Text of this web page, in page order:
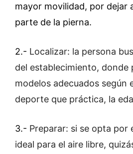
mayor movilidad, por dejar
parte de la pierna.
2.- Localizar: la persona
del establecimiento, donde
modelos adecuados según
deporte que práctica, la
3.- Preparar: si se opta por
ideal para el aire libre,